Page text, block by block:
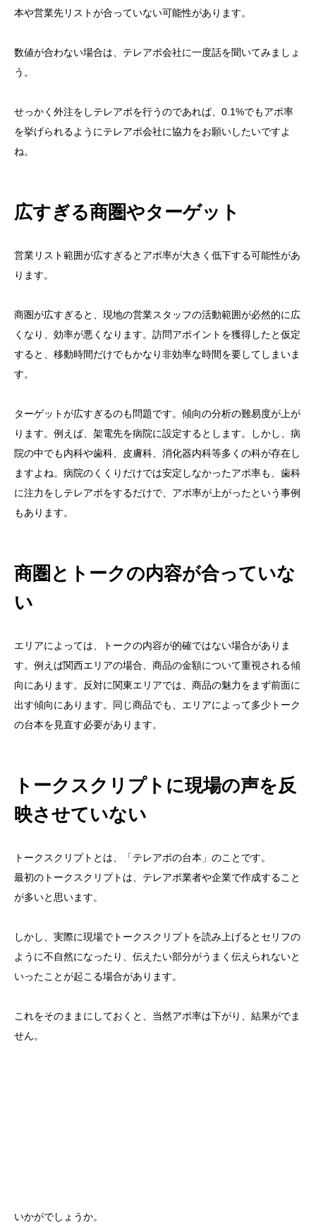
本や営業先リストが合っていない可能性があります。
数値が合わない場合は、テレアポ会社に一度話を聞いてみましょ
う。
せっかく外注をしテレアポを行うのであれば、0.1%でもアポ率
を挙げられるようにテレアポ会社に協力をお願いしたいですよ
ね。
広すぎる商圏やターゲット
営業リスト範囲が広すぎるとアポ率が大きく低下する可能性があ
ります。
商圏が広すぎると、現地の営業スタッフの活動範囲が必然的に広
くなり、効率が悪くなります。訪問アポイントを獲得したと仮定
すると、移動時間だけでもかなり非効率な時間を要してしまいま
す。
ターゲットが広すぎるのも問題です。傾向の分析の難易度が上が
ります。例えば、架電先を病院に設定するとします。しかし、病
院の中でも内科や歯科、皮膚科、消化器内科等多くの科が存在し
ますよね。病院のくくりだけでは安定しなかったアポ率も、歯科
に注力をしテレアポをするだけで、アポ率が上がったという事例
もあります。
商圏とトークの内容が合っていな
い
エリアによっては、トークの内容が的確ではない場合がありま
す。例えば関西エリアの場合、商品の金額について重視される傾
向にあります。反対に関東エリアでは、商品の魅力をまず前面に
出す傾向にあります。同じ商品でも、エリアによって多少トーク
の台本を見直す必要があります。
トークスクリプトに現場の声を反
映させていない
トークスクリプトとは、「テレアポの台本」のことです。
最初のトークスクリプトは、テレアポ業者や企業で作成すること
が多いと思います。
しかし、実際に現場でトークスクリプトを読み上げるとセリフの
ように不自然になったり、伝えたい部分がうまく伝えられないと
いったことが起こる場合があります。
これをそのままにしておくと、当然アポ率は下がり、結果がでま
せん。
いかがでしょうか。